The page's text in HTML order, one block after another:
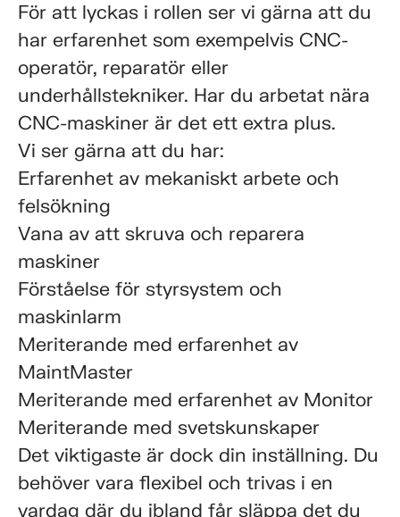
För att lyckas i rollen ser vi gärna att du
har erfarenhet som exempelvis CNC-
operatör, reparatör eller
underhållstekniker. Har du arbetat nära
CNC-maskiner är det ett extra plus.
Vi ser gärna att du har:
Erfarenhet av mekaniskt arbete och
felsökning
Vana av att skruva och reparera
maskiner
Förståelse för styrsystem och
maskinlarm
Meriterande med erfarenhet av
MaintMaster
Meriterande med erfarenhet av Monitor
Meriterande med svetskunskaper
Det viktigaste är dock din inställning. Du
behöver vara flexibel och trivas i en
vardag där du ibland får släppa det du